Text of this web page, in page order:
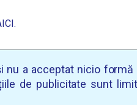
nu a acceptat nicio
de publicitate sunt